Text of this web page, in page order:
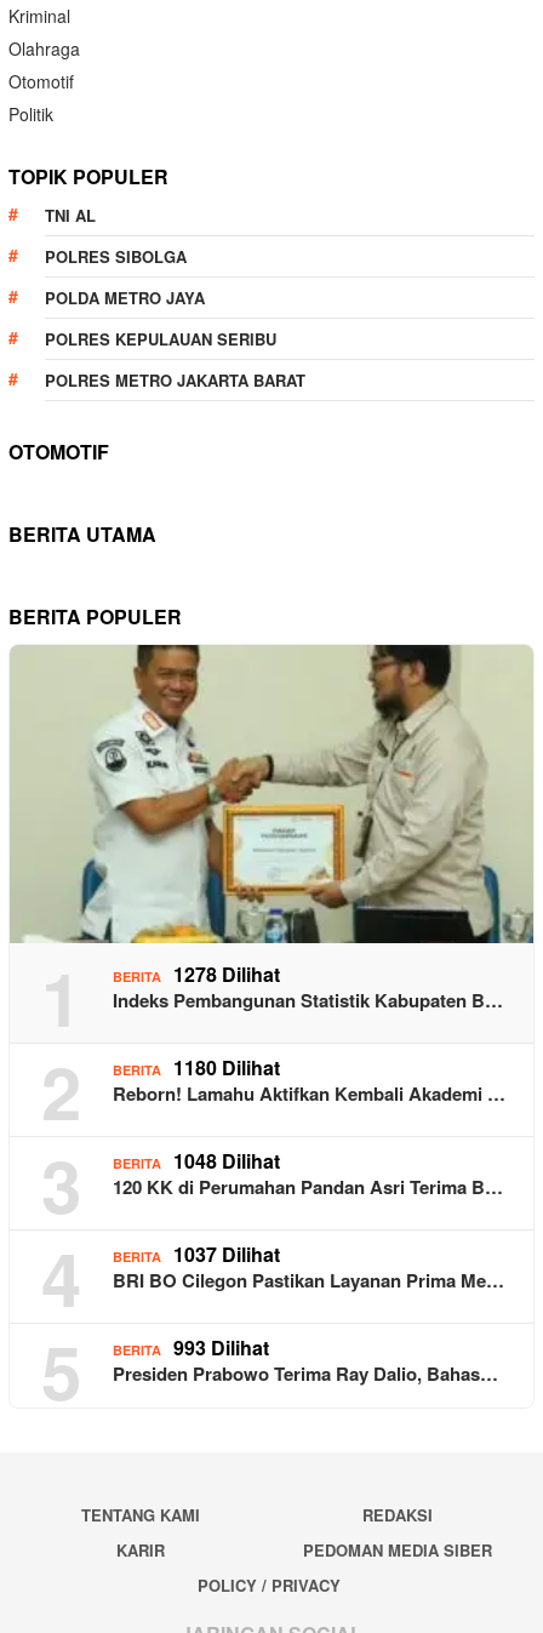
Kriminal
Olahraga
Otomotif
Politik
TOPIK POPULER
TNI AL
POLRES SIBOLGA
POLDA METRO JAYA
POLRES KEPULAUAN SERIBU
POLRES METRO JAKARTA BARAT
OTOMOTIF
BERITA UTAMA
BERITA POPULER
1 BERITA 1278 Dilihat
Indeks Pembangunan Statistik Kabupaten B…
2 BERITA 1180 Dilihat
Reborn! Lamahu Aktifkan Kembali Akademi …
3 BERITA 1048 Dilihat
120 KK di Perumahan Pandan Asri Terima B…
4 BERITA 1037 Dilihat
BRI BO Cilegon Pastikan Layanan Prima Me…
5 BERITA 993 Dilihat
Presiden Prabowo Terima Ray Dalio, Bahas…
TENTANG KAMI
REDAKSI
KARIR
PEDOMAN MEDIA SIBER
POLICY / PRIVACY